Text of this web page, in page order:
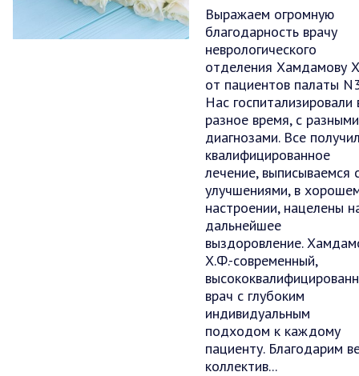
Выражаем огромную
благодарность врачу
неврологического
отделения Хамдамову
от пациентов палаты
Нас госпитализировали
разное время, с разными
диагнозами. Все
квалифицированное
лечение, выписываемся
улучшениями, в
настроении, нацелены
дальнейшее
выздоровление.
Х.Ф.-современный,
врач с глубоким
индивидуальным
подходом к каждому
пациенту. Благодарим
коллектив...